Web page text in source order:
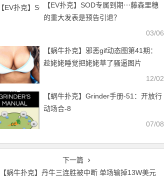
【EV扑克】SOD专属到期⋯藤森里穗
的重大发表是预告引退？
03/06
【蜗牛扑克】邪恶gif动态图第41期：
趁姥姥睡觉把姥姥草了骚逼图片
12/02
【蜗牛扑克】Grinder手册-51：开放行
动场合-8
07/08
下一篇
【蜗牛扑克】丹牛三连胜被中断 单场输掉13W美元​